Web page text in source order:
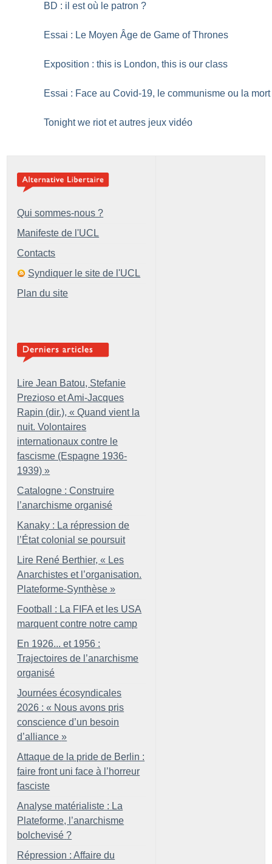
BD : il est où le patron ?
Essai : Le Moyen Âge de Game of Thrones
Exposition : this is London, this is our class
Essai : Face au Covid-19, le communisme ou la mort
Tonight we riot et autres jeux vidéo
Qui sommes-nous ?
Manifeste de l'UCL
Contacts
Syndiquer le site de l'UCL
Plan du site
Lire Jean Batou, Stefanie
Prezioso et Ami-Jacques
Rapin (dir.), « Quand vient la
nuit. Volontaires
internationaux contre le
fascisme (Espagne 1936-
1939) »
Catalogne : Construire
l’anarchisme organisé
Kanaky : La répression de
l’État colonial se poursuit
Lire René Berthier, « Les
Anarchistes et l’organisation.
Plateforme-Synthèse »
Football : La FIFA et les USA
marquent contre notre camp
En 1926... et 1956 :
Trajectoires de l’anarchisme
organisé
Journées écosyndicales
2026 : « Nous avons pris
conscience d’un besoin
d’alliance »
Attaque de la pride de Berlin :
faire front uni face à l’horreur
fasciste
Analyse matérialiste : La
Plateforme, l’anarchisme
bolchevisé ?
Répression : Affaire du